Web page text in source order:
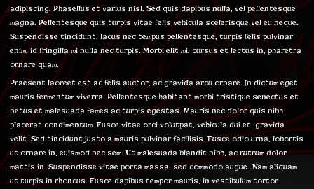
adipiscing. Phasellus et varius nisl. Sed quis dapibus nulla, vel pellentesque
magna. Pellentesque quis turpis vitae felis vehicula scelerisque vel eu neque.
Suspendisse tincidunt, lacus nec tempus pellentesque, turpis felis pulvinar
enim, id fringilla mi nulla nec turpis. Morbi elit mi, cursus et lectus in, pharetra
ornare quam.
Praesent laoreet est ac felis auctor, ac gravida arcu ornare. In dictum eget
mauris fermentum viverra. Pellentesque habitant morbi tristique senectus et
netus et malesuada fames ac turpis egestas. Mauris nec dolor quis nibh
placerat condimentum. Fusce vitae orci volutpat, vehicula dui et, gravida
velit. Sed tincidunt justo a mauris pulvinar facilisis. Fusce odio urna, lobortis
ut ornare in, euismod nec sem. Ut malesuada blandit nibh, ac rutrum dolor
mattis in. Suspendisse vitae porta massa, sed commodo augue. Nam aliquam
ut turpis in rhoncus. Fusce dapibus tempor mauris, in vestibulum tortor